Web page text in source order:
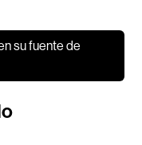
su fuente de